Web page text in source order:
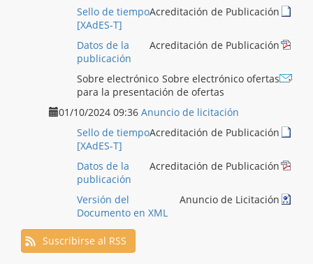
Acreditación de Publicación
Sello de tiempo
[XAdES-T]
Acreditación de Publicación
Datos de la
publicación
Sobre electrónico ofertas
Sobre electrónico
para la presentación de ofertas
01/10/2024 09:36 Anuncio de licitación
Acreditación de Publicación
Sello de tiempo
[XAdES-T]
Acreditación de Publicación
Datos de la
publicación
Anuncio de Licitación
Versión del
Documento en XML
Suscribirse al RSS